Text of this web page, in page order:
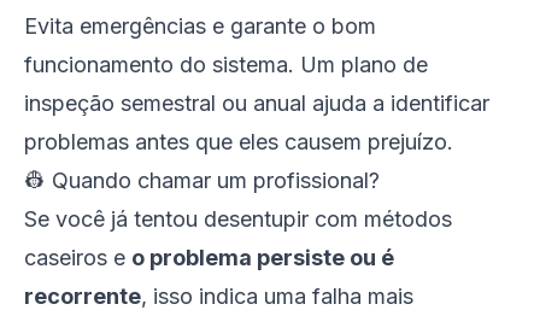
Evita emergências e garante o bom
funcionamento do sistema. Um plano de
inspeção semestral ou anual ajuda a identificar
problemas antes que eles causem prejuízo.
👷 Quando chamar um profissional?
Se você já tentou desentupir com métodos
caseiros e o problema persiste ou é
recorrente, isso indica uma falha mais